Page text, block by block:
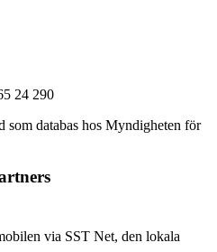
24 290
som databas hos Myndigheten för
via SST Net, den lokala